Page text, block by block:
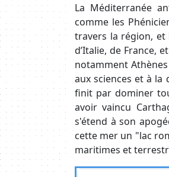
La Méditerranée
comme les
travers la région, et
d’Italie, de France,
notamment
aux sciences et à la
finit par dominer
avoir vaincu
s'étend à son
cette mer un "lac
maritimes et